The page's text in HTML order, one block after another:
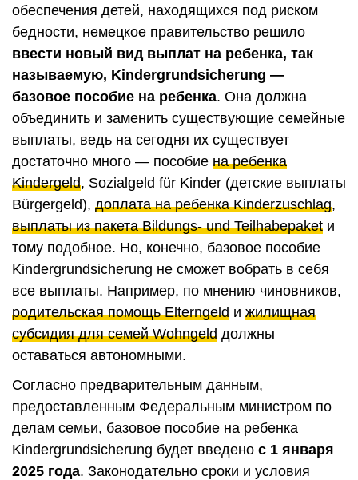
обеспечения детей, находящихся под риском
бедности, немецкое правительство решило
ввести новый вид выплат на ребенка, так
называемую, Kindergrundsicherung —
базовое пособие на ребенка. Она должна
объединить и заменить существующие семейные
выплаты, ведь на сегодня их существует
достаточно много — пособие на ребенка
Kindergeld, Sozialgeld für Kinder (детские выплаты
Bürgergeld), доплата на ребенка Kinderzuschlag,
выплаты из пакета Bildungs- und Teilhabepaket и
тому подобное. Но, конечно, базовое пособие
Kindergrundsicherung не сможет вобрать в себя
все выплаты. Например, по мнению чиновников,
родительская помощь Elterngeld и жилищная
субсидия для семей Wohngeld должны
оставаться автономными.
Согласно предварительным данным,
предоставленным Федеральным министром по
делам семьи, базовое пособие на ребенка
Kindergrundsicherung будет введено с 1 января
2025 года. Законодательно сроки и условия